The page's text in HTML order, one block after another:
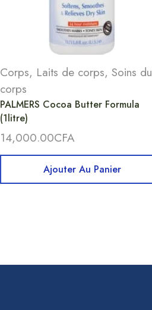
Corps, Laits de corps, Soins du
corps
PALMERS Cocoa Butter Formula
(1litre)
14,000.00CFA
Ajouter Au Panier